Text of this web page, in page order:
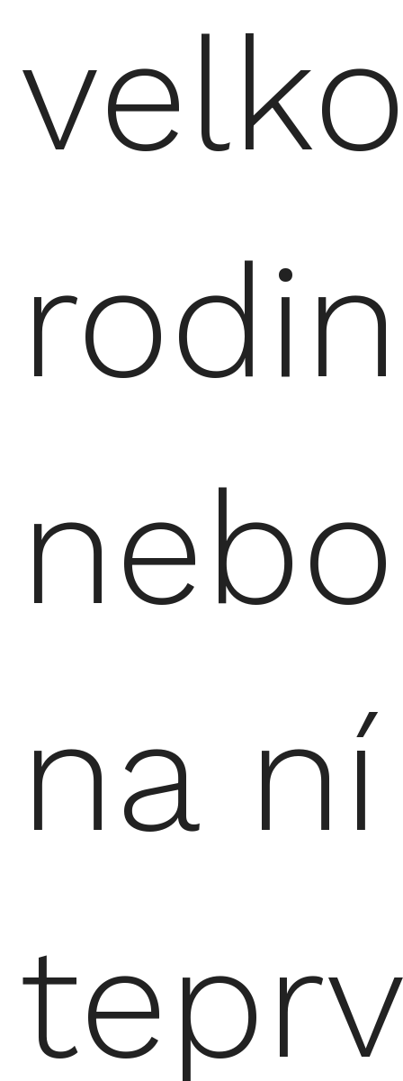
nebo
na ní